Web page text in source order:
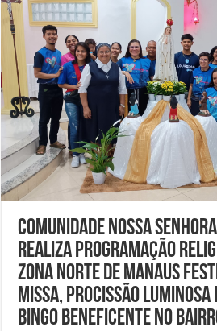
Comunidade Nossa
realiza programação
zona Norte de Manaus
missa, procissão
bingo beneficente no